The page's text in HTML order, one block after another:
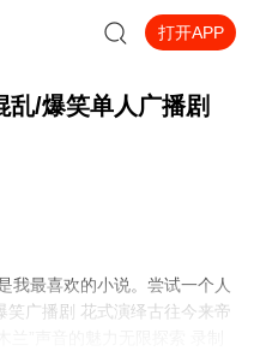
打开APP
乱/爆笑单人广播剧
我最喜欢的小说。尝试一个人
笑广播剧 花式演绎古往今来帝